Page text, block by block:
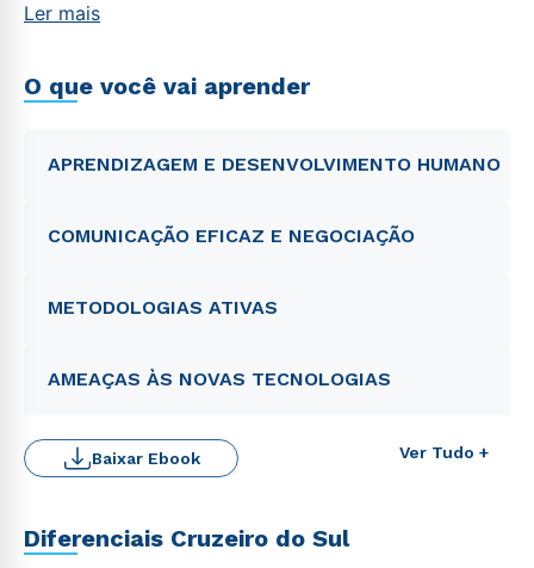
Ler mais
O que você vai aprender
APRENDIZAGEM E DESENVOLVIMENTO HUMANO
COMUNICAÇÃO EFICAZ E NEGOCIAÇÃO
METODOLOGIAS ATIVAS
AMEAÇAS ÀS NOVAS TECNOLOGIAS
Ver Tudo +
Baixar Ebook
Diferenciais Cruzeiro do Sul